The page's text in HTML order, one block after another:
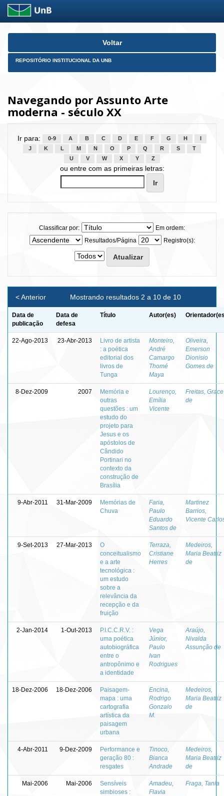
Skip
Voltar
REPOSITÓRIO INSTITUCIONAL DA UNB
Navegando por Assunto Arte
moderna - século XX
Ir para: 0-9 A B C D E F G H
J
K L M N O P Q R S
T
U
V W X Y Z
ou entre com as primeiras letras:
Classificar por:
Em ordem:
Resultados/Página
Registro(s):
Mostrando resultados 2 a 10 de 10
< Anterior
Data de
publicação
Data de
defesa
Título Autor(es)
22-Ago-2013 23-Abr-2013
Livro de artista
: a poética
editorial dos
livros de
Tunga
Monteiro,
André
Camargo
Thomé
Maya
Oliveira,
Emerson
Dionisio
Gomes de
8-Dez-2009 2007
Memória e
outras
questões : um
estudo do
projeto para
Jesus e os
apóstolos de
Cândido
Portinari no
contexto da
construção de
Brasília
Lourenço,
Emília
Vicente
Freitas, Grace
de
9-Abr-2011 31-Mar-2009
Memórias de
Chuva
Faria,
Paulo
Eduardo
Santos de
Martinez
Barrios,
Vicente
9-Set-2013 27-Mar-2013
O
conceitualismo
e a arte
tecnológica :
um estudo
sobre a
relevância da
recepção e da
fruição
Terraza,
Cristiane
Herres
Medeiros,
Maria Beatriz
de
2-Jan-2014 1-Out-2013
P.I.C.C.R.V. :
uma poética
autobiográfica
entre o
antropônimo e
a identidade
Vega
Júnior,
Paulo
Ivan
Rodrigues
Araújo,
Nivalda
Assunção de
18-Dez-2006 18-Dez-2006
Paisagem-
mapa : uma
cartografia
artística da
paisagem
urbana
Encina,
Rodrigo
Gonzalo
M.
Medeiros,
Maria Beatriz
de
4-Abr-2011 9-Dez-2009
Performance e
geração 80 :
resgates
Tinoco,
Bianca
Andrade
Medeiros,
Maria Beatriz
de
Mai-2006 Mai-2006
Sensíveis
simbioses :
Amadeu,
Flavia
Fraga, Tania